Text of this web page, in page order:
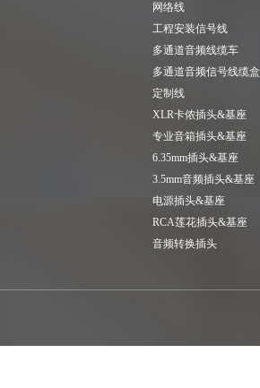
网络线
工程安装信号线
多通道音频线缆车
多通道音频信号线缆盒
定制线
XLR卡侬插头&基座
专业音箱插头&基座
6.35mm插头&基座
3.5mm音频插头&基座
电源插头&基座
RCA莲花插头&基座
音频转换插头